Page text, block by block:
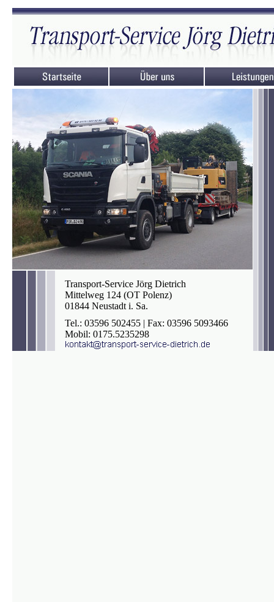
Transport-Service Jörg Dietrich
Mittelweg 124 (OT Polenz)
01844 Neustadt i. Sa.
Tel.: 03596 502455 | Fax: 03596 5093466
Mobil: 0175.5235298